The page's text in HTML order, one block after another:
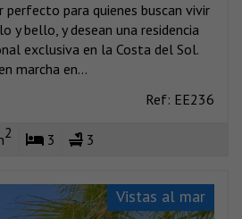
perfecto para quienes buscan vivir
y bello, y desean una residencia
exclusiva en la Costa del Sol.
marcha en...
Ref: EE236
2 3 3
Vistas al mar